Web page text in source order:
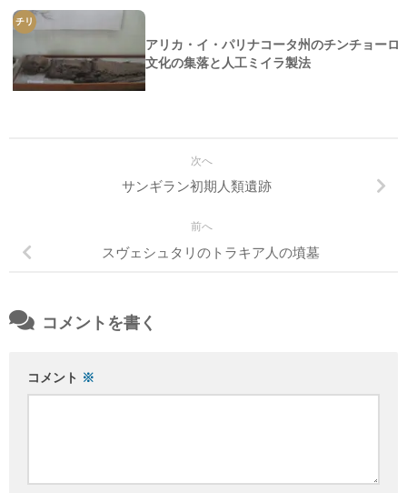
チリ
アリカ・イ・パリナコータ州のチンチョーロ
文化の集落と人工ミイラ製法
次へ
サンギラン初期人類遺跡
前へ
スヴェシュタリのトラキア人の墳墓
コメントを書く
コメント ※